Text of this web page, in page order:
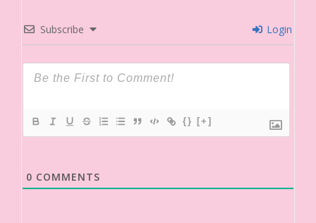
Subscribe Login
{} [+]
0 COMMENTS